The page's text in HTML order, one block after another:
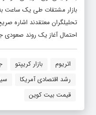
تحلیلگران معتقدند اشاره
احتمال آغاز یک روند صعودی
اتریوم بازار کریپتو
رشد اقتصادی آمریکا
قیمت بیت کوین